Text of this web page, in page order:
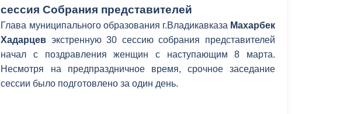
сессия Собрания представителей
Глава муниципального образования г.Владикавказа Махарбек
Хадарцев экстренную 30 сессию собрания представителей
начал с поздравления женщин с наступающим 8 марта.
Несмотря на предпраздничное время, срочное заседание
сессии было подготовлено за один день.